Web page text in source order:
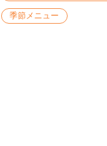
季節メニュー